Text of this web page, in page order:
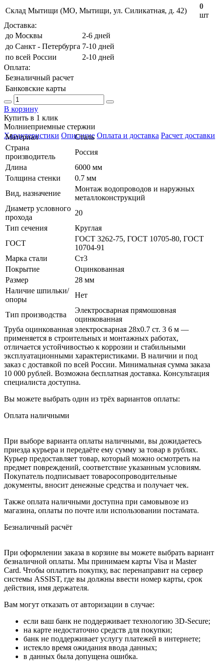
Склад Мытищи (МО, Мытищи, ул. Силикатная, д. 42)
0
шт
Доставка:
до Москвы
2-6 дней
до Санкт - Петербурга 7-10 дней
по всей России
2-10 дней
Оплата:
Безналичный расчет
Банковские карты
В корзину
Купить в 1 клик
Молниеприемные стержни
Характеристики Описание Оплата и доставка Расчет доставки
Материал
Сталь
Страна
производитель
Россия
Длина
6000 мм
Толщина стенки
0.7 мм
Вид, назначение
Монтаж водопроводов и наружных
металлоконструкций
Диаметр условного
прохода
20
Тип сечения
Круглая
ГОСТ
ГОСТ 3262-75, ГОСТ 10705-80, ГОСТ
10704-91
Марка стали
Ст3
Покрытие
Оцинкованная
Размер
28 мм
Наличие шпильки/
опоры
Нет
Тип производства
Электросварная прямошовная
оцинкованная
Труба оцинкованная электросварная 28х0.7 ст. 3 6 м —
применяется в строительных и монтажных работах,
отличается устойчивостью к коррозии и стабильными
эксплуатационными характеристиками. В наличии и под
заказ с доставкой по всей России. Минимальная сумма заказа
10 000 рублей. Возможна бесплатная доставка. Консультация
специалиста доступна.
Вы можете выбрать один из трёх вариантов оплаты:
Оплата наличными
При выборе варианта оплаты наличными, вы дожидаетесь
приезда курьера и передаёте ему сумму за товар в рублях.
Курьер предоставляет товар, который можно осмотреть на
предмет повреждений, соответствие указанным условиям.
Покупатель подписывает товаросопроводительные
документы, вносит денежные средства и получает чек.
Также оплата наличными доступна при самовывозе из
магазина, оплаты по почте или использовании постамата.
Безналичный расчёт
При оформлении заказа в корзине вы можете выбрать вариант
безналичной оплаты. Мы принимаем карты Visa и Master
Card. Чтобы оплатить покупку, вас перенаправит на сервер
системы ASSIST, где вы должны ввести номер карты, срок
действия, имя держателя.
Вам могут отказать от авторизации в случае:
если ваш банк не поддерживает технологию 3D-Secure;
на карте недостаточно средств для покупки;
банк не поддерживает услугу платежей в интернете;
истекло время ожидания ввода данных;
в данных была допущена ошибка.